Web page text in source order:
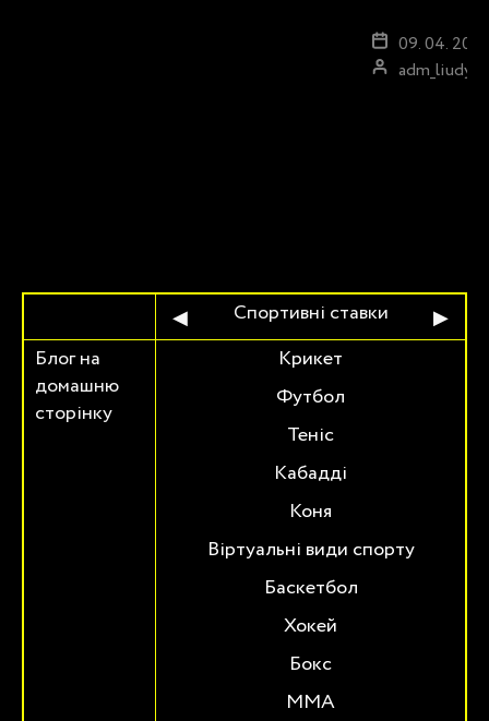
09. 04. 2021
Блог на
домашню
сторінку
◀
IPL 2012?
ставок IPL
Спортивні ставки
Крикет
Футбол
Теніс
Кабадді
Коня
Віртуальні види спорту
Баскетбол
Хокей
Бокс
ММА
▶